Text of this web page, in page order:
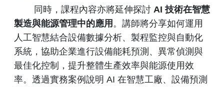
同時，課程內容亦將延伸探討 AI 技術在智慧
製造與能源管理中的應用 。講師將分享如何運用
人工智慧結合設備數據分析、製程監控與自動化
系統，協助企業進行設備能耗預測、異常偵測與
最佳化控制，提升整體生產效率與能源使用效
率。透過實務案例說明 AI 在智慧工廠、設備預測